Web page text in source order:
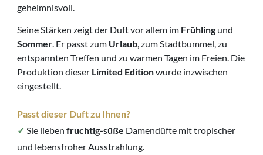
geheimnisvoll.
Seine Stärken zeigt der Duft vor allem im Frühling und
Sommer. Er passt zum Urlaub, zum Stadtbummel, zu
entspannten Treffen und zu warmen Tagen im Freien. Die
Produktion dieser Limited Editionwurde inzwischen
eingestellt.
Passt dieser Duft zu Ihnen?
✓ Sie lieben fruchtig-süße Damendüfte mit tropischer
und lebensfroher Ausstrahlung.